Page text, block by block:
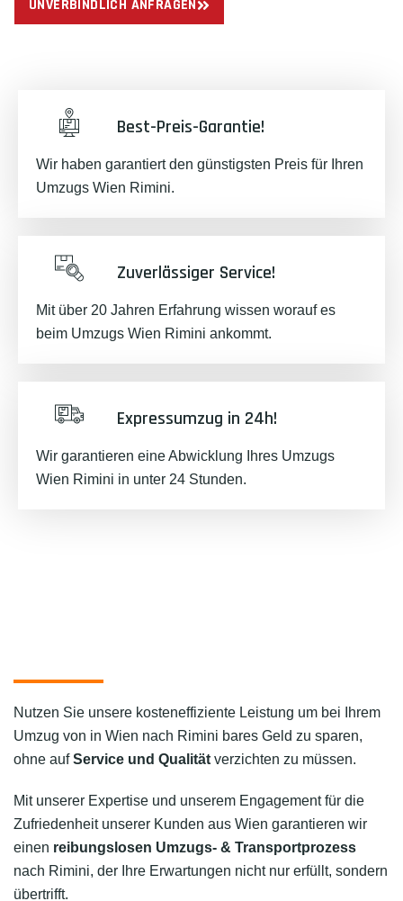
UNVERBINDLICH ANFRAGEN
Best-Preis-Garantie!
Wir haben garantiert den günstigsten Preis für Ihren
Umzugs Wien Rimini.
Zuverlässiger Service!
Mit über 20 Jahren Erfahrung wissen worauf es
beim Umzugs Wien Rimini ankommt.
Expressumzug in 24h!
Wir garantieren eine Abwicklung Ihres Umzugs
Wien Rimini in unter 24 Stunden.
Nutzen Sie unsere kosteneffiziente Leistung um bei Ihrem
Umzug von in Wien nach Rimini bares Geld zu sparen,
ohne aufService und Qualität verzichten zu müssen.
Mit unserer Expertise und unserem Engagement für die
Zufriedenheit unserer Kunden aus Wien garantieren wir
einen reibungslosen Umzugs- & Transportprozess
nach Rimini, der Ihre Erwartungen nicht nur erfüllt, sondern
übertrifft.